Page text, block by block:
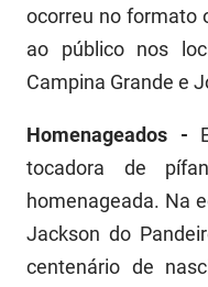
ocorreu no formato
ao público nos
Campina Grande e
Homenageados -
tocadora de
homenageada. Na
Jackson do
centenário de